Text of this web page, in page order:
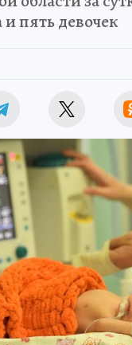
пять девочек